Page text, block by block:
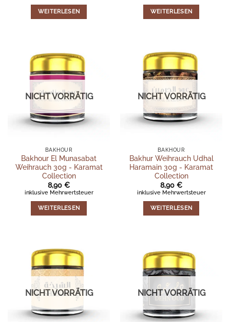
WEITERLESEN WEITERLESEN
NICHT VORRÄTIG
BAKHOUR
Bakhour El Munasabat
Weihrauch 30g - Karamat
Collection
8,90 €
inklusive Mehrwertsteuer
WEITERLESEN
NICHT VORRÄTIG
BAKHOUR
Bakhur Weihrauch Udhal
Haramain 30g - Karamat
Collection
8,90 €
inklusive Mehrwertsteuer
WEITERLESEN
NICHT VORRÄTIG NICHT VORRÄTIG